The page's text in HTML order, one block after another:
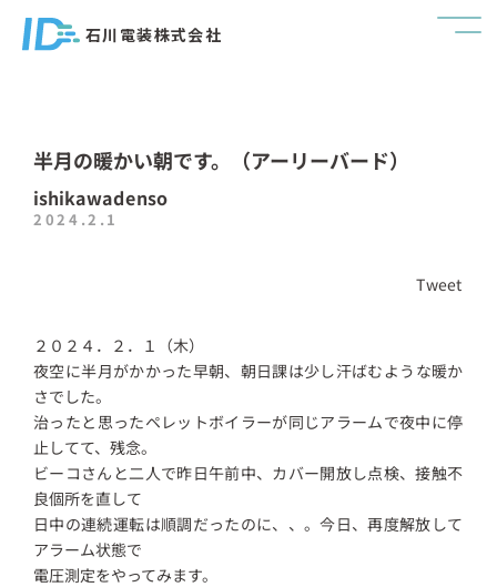
石川電装株式会社
半月の暖かい朝です。（アーリーバード）
ishikawadenso
2024.2.1
Tweet
２０２４．２．１（木）
夜空に半月がかかった早朝、朝日課は少し汗ばむような暖か
さでした。
治ったと思ったペレットボイラーが同じアラームで夜中に停
止してて、残念。
ビーコさんと二人で昨日午前中、カバー開放し点検、接触不
良個所を直して
日中の連続運転は順調だったのに、、。今日、再度解放して
アラーム状態で
電圧測定をやってみます。